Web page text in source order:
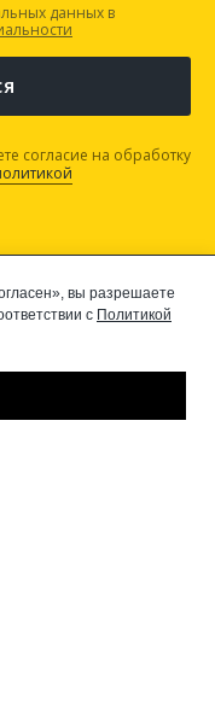
вы разрешаете
с Политикой
данных в
согласие на обработку